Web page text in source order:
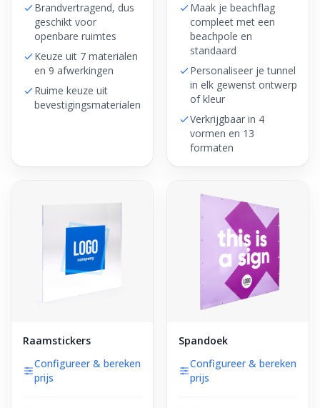
Brandvertragend, dus
geschikt voor
openbare ruimtes
Keuze uit 7 materialen
en 9 afwerkingen
Ruime keuze uit
bevestigingsmaterialen
Maak je beachflag
compleet met een
beachpole en
standaard
Personaliseer je tunnel
in elk gewenst ontwerp
of kleur
Verkrijgbaar in 4
vormen en 13
formaten
Raamstickers
Configureer & bereken
prijs
Spandoek
Configureer & bereken
prijs